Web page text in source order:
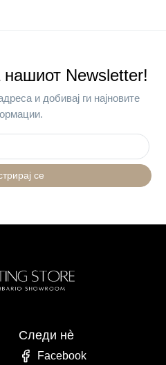
нашиот Newsletter!
и добивај ги најновите
се
Следи нè
Facebook